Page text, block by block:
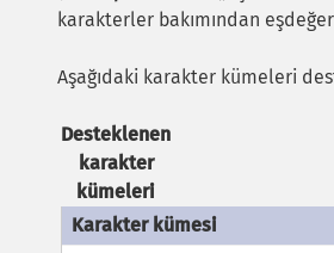
karakterler bakımından
Aşağıdaki karakter kümeleri
Desteklenen
karakter
kümeleri